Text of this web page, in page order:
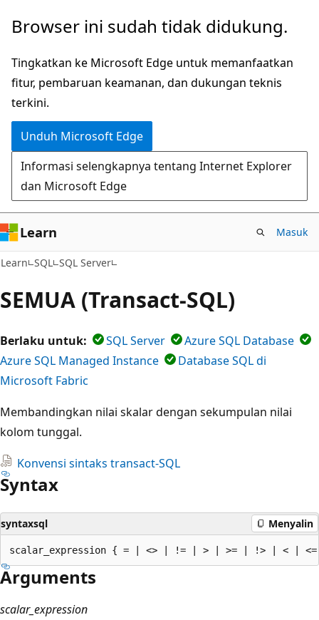
Lompati
konten
utama
Browser ini sudah tidak didukung.
Tingkatkan ke Microsoft Edge untuk memanfaatkan
fitur, pembaruan keamanan, dan dukungan teknis
terkini.
Unduh Microsoft Edge
Informasi selengkapnya tentang Internet Explorer
dan Microsoft Edge
Learn Masuk
Learn SQL SQL Server
SEMUA (Transact-SQL)
Berlaku untuk: SQL Server
Azure SQL Database
Azure SQL Managed Instance
Database SQL di
Microsoft Fabric
Membandingkan nilai skalar dengan sekumpulan nilai
kolom tunggal.
Konvensi sintaks transact-SQL
Syntax
syntaxsql Menyalin
Arguments
scalar_expression